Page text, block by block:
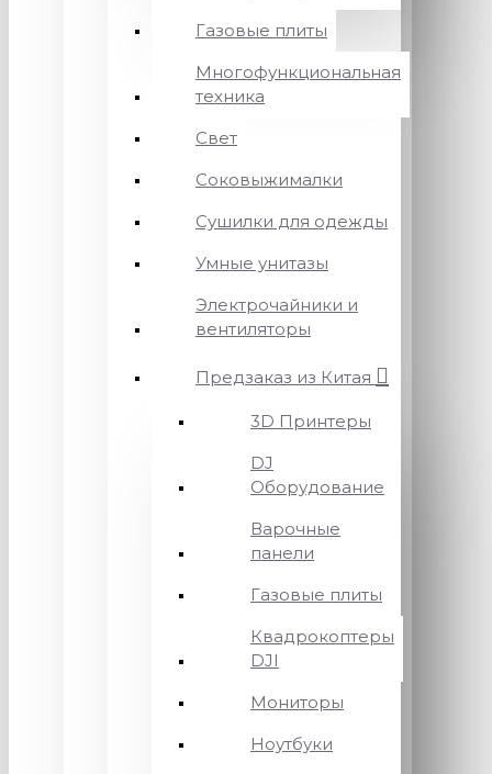
Газовые плиты
Многофункциональная
техника
Свет
Соковыжималки
Сушилки для одежды
Умные унитазы
Электрочайники и
вентиляторы
Предзаказ из Китая
3D Принтеры
DJ
Оборудование
Варочные
панели
Газовые плиты
Квадрокоптеры
DJI
Мониторы
Ноутбуки